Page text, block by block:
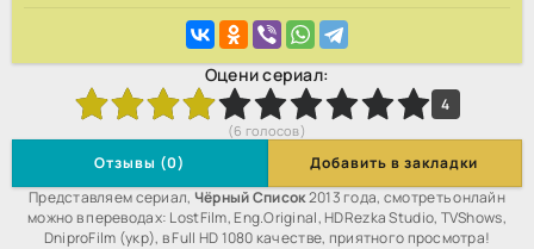
Оцени сериал:
5 6 7 8 9 10 4
(6 голосов)
Отзывы (0)
Добавить в закладки
Представляем сериал, Чёрный Список2013 года, смотреть онлайн
можно в переводах: LostFilm, Eng.Original, HDRezka Studio, TVShows,
DniproFilm (укр), в Full HD 1080 качестве, приятного просмотра!